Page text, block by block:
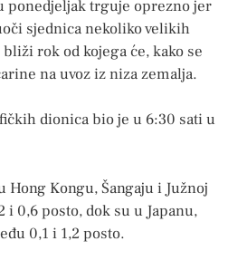
ponedjeljak trguje oprezno jer
sjednica nekoliko velikih
rok od kojega će, kako se
na uvoz iz niza zemalja.
dionica bio je u 6:30 sati u
Kongu, Šangaju i Južnoj
0,6 posto, dok su u Japanu,
0,1 i 1,2 posto.